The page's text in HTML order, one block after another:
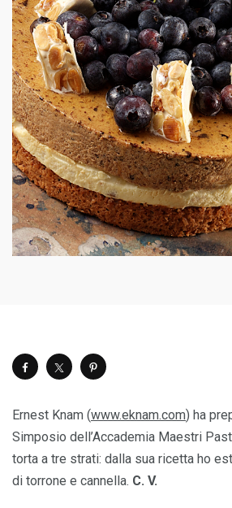
Ernest Knam (www.eknam.com) ha
Simposio dell’Accademia Maestri
torta a tre strati: dalla sua ricetta ho
di torrone e cannella. C. V.